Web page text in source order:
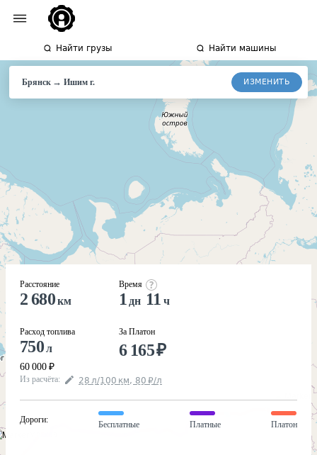
Найти грузы Найти машины
Брянск→Ишим г. ИЗМЕНИТЬ
Расстояние
2 680км
Расход топлива
750л
60 000 ₽
Время
1 дн 11 ч
За Платон
6 165₽
Из расчёта: 28 л/100 км, 80 ₽/л
Дороги:
Бесплатные Платные Платон